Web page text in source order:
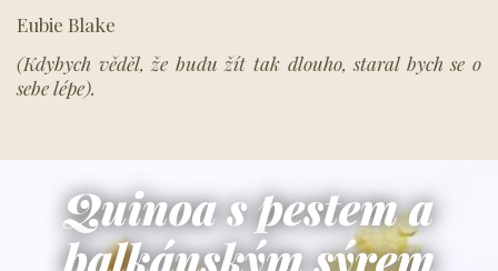
Eubie Blake
(Kdybych věděl, že budu žít tak dlouho, staral bych se o
sebe lépe).
Quinoa s pestem a
balkánským sýrem